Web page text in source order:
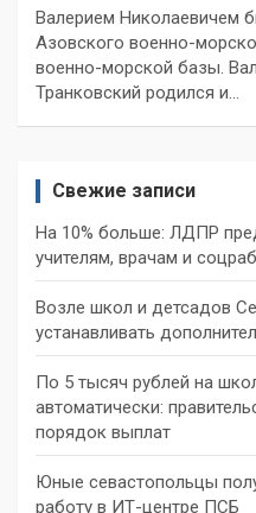
Валерием Николаевичем
Азовского военно-
военно-морской базы.
Транковский родился и…
Свежие записи
На 10% больше: ЛДПР
учителям, врачам и
Возле школ и детсадов
устанавливать
По 5 тысяч рублей на
автоматически:
порядок выплат
Юные севастопольцы
работу в ИТ-центре ПСБ